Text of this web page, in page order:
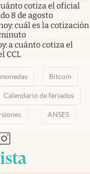
cotiza el oficial
8 de agosto
cuál es la cotización
a cuánto cotiza el
CCL
Bitcoin
Calendario de feriados
ANSES
pestañapestaña
nueva pestaña
en nueva pestaña
abre en nueva pestaña